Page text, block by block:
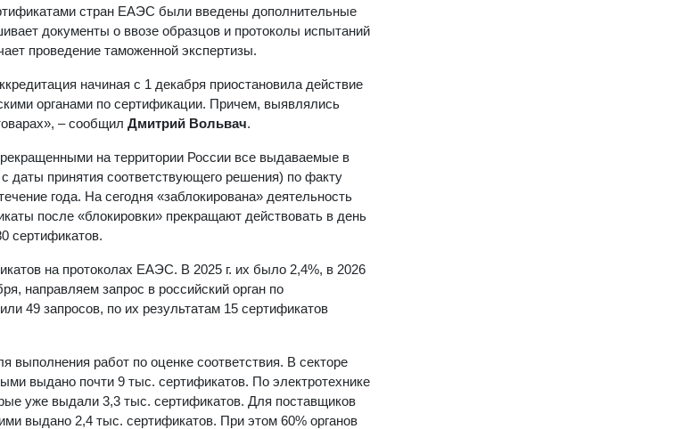
стран ЕАЭС были введены дополнительные
документы о ввозе образцов и протоколы испытаний
проведение таможенной экспертизы.
начиная с 1 декабря приостановила действие
органами по сертификации. Причем, выявлялись
– сообщил Дмитрий Вольвач.
на территории России все выдаваемые в
даты принятия соответствующего решения) по факту
года. На сегодня «заблокирована» деятельность
после «блокировки» прекращают действовать в день
сертификатов.
на протоколах ЕАЭС. В 2025 г. их было 2,4%, в 2026
направляем запрос в российский орган по
49 запросов, по их результатам 15 сертификатов
выполнения работ по оценке соответствия. В секторе
выдано почти 9 тыс. сертификатов. По электротехнике
уже выдали 3,3 тыс. сертификатов. Для поставщиков
выдано 2,4 тыс. сертификатов. При этом 60% органов